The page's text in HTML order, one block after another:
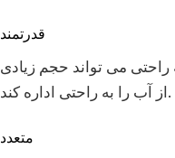
قدرتمند
راحتی می تواند حجم زیادی
از آب را به راحتی اداره کند.
متعدد